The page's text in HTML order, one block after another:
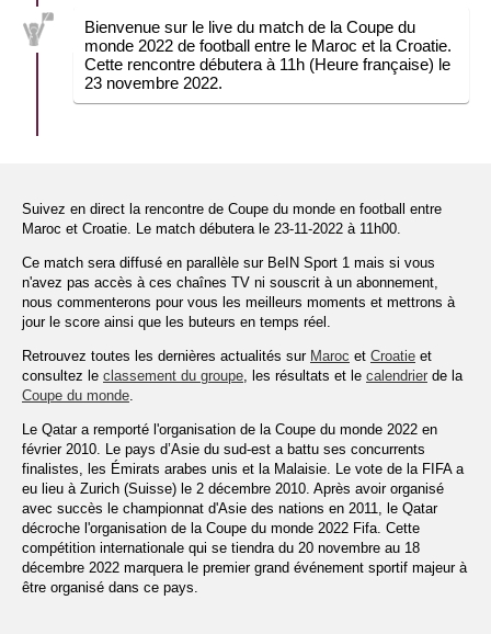
Bienvenue sur le live du match de la Coupe du
monde 2022 de football entre le Maroc et la Croatie.
Cette rencontre débutera à 11h (Heure française) le
23 novembre 2022.
Suivez en direct la rencontre de Coupe du monde en football entre
Maroc et Croatie. Le match débutera le 23-11-2022 à 11h00.
Ce match sera diffusé en parallèle sur BeIN Sport 1 mais si vous
n'avez pas accès à ces chaînes TV ni souscrit à un abonnement,
nous commenterons pour vous les meilleurs moments et mettrons à
jour le score ainsi que les buteurs en temps réel.
Retrouvez toutes les dernières actualités sur Maroc et Croatie et
consultez le classement du groupe, les résultats et le calendrier de la
Coupe du monde.
Le Qatar a remporté l'organisation de la Coupe du monde 2022 en
février 2010. Le pays d’Asie du sud-est a battu ses concurrents
finalistes, les Émirats arabes unis et la Malaisie. Le vote de la FIFA a
eu lieu à Zurich (Suisse) le 2 décembre 2010. Après avoir organisé
avec succès le championnat d'Asie des nations en 2011, le Qatar
décroche l'organisation de la Coupe du monde 2022 Fifa. Cette
compétition internationale qui se tiendra du 20 novembre au 18
décembre 2022 marquera le premier grand événement sportif majeur à
être organisé dans ce pays.